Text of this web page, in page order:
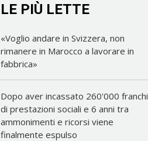
LE PIÙ LETTE
«Voglio andare in Svizzera, non
rimanere in Marocco a lavorare in
fabbrica»
Dopo aver incassato 260'000 franchi
di prestazioni sociali e 6 anni tra
ammonimenti e ricorsi viene
finalmente espulso